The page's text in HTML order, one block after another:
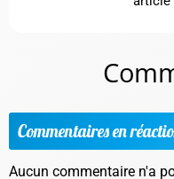
Commentaires en
Aucun commentaire n'a